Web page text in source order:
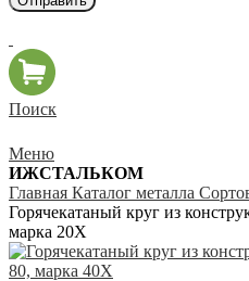
Поиск
Меню
ИЖСТАЛЬКОМ
Главная Каталог металла
Горячекатаный круг из
марка 20Х